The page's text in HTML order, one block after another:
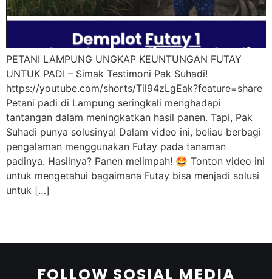
PETANI LAMPUNG UNGKAP KEUNTUNGAN FUTAY
UNTUK PADI – Simak Testimoni Pak Suhadi!
https://youtube.com/shorts/Til94zLgEak?feature=share
Petani padi di Lampung seringkali menghadapi
tantangan dalam meningkatkan hasil panen. Tapi, Pak
Suhadi punya solusinya! Dalam video ini, beliau berbagi
pengalaman menggunakan Futay pada tanaman
padinya. Hasilnya? Panen melimpah! 🤩 Tonton video ini
untuk mengetahui bagaimana Futay bisa menjadi solusi
untuk […]
FOLLOW SOSIAL MEDIA